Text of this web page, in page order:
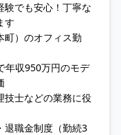
でも安心！丁寧な
す
）のオフィス勤
年収950万円のモデ
士などの業務に役
職金制度（勤続3